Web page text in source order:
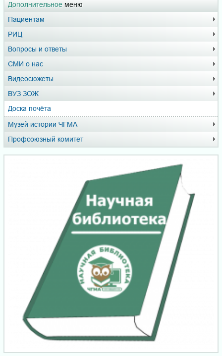
Дополнительное меню
Пациентам
РИЦ
Вопросы и ответы
СМИ о нас
Видеосюжеты
ВУЗ ЗОЖ
Доска почёта
Музей истории ЧГМА
Профсоюзный комитет